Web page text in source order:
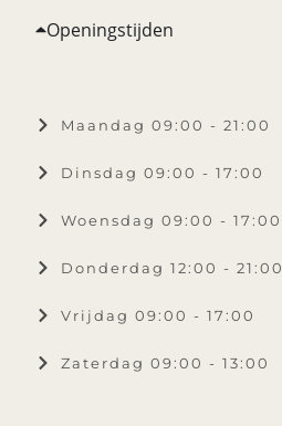
Openingstijden
Maandag 09:00 - 21:00
Dinsdag 09:00 - 17:00
Woensdag 09:00 - 17:00
Donderdag 12:00 - 21:00
Vrijdag 09:00 - 17:00
Zaterdag 09:00 - 13:00